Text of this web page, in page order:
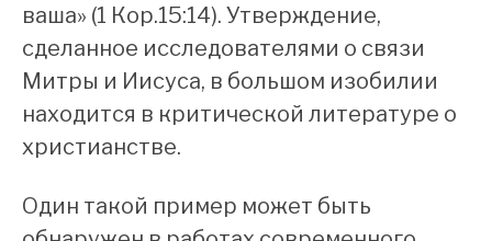
ваша» (1 Кор.15:14). Утверждение,
сделанное исследователями о связи
Митры и Иисуса, в большом изобилии
находится в критической литературе о
христианстве.
Один такой пример может быть